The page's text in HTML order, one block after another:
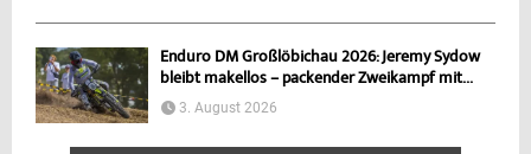
Enduro DM Großlöbichau 2026: Jeremy Sydow
bleibt makellos – packender Zweikampf mit...
3. August 2026